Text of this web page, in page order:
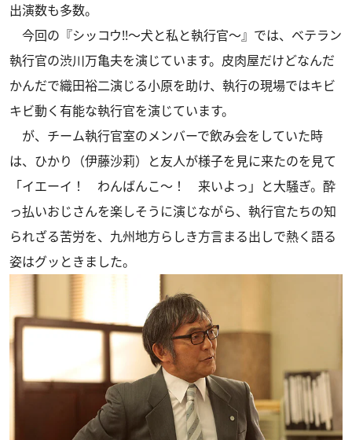
出演数も多数。
今回の『シッコウ!!～犬と私と執行官～』では、ベテラン
執行官の渋川万亀夫を演じています。皮肉屋だけどなんだ
かんだで織田裕二演じる小原を助け、執行の現場ではキビ
キビ動く有能な執行官を演じています。
が、チーム執行官室のメンバーで飲み会をしていた時
は、ひかり（伊藤沙莉）と友人が様子を見に来たのを見て
「イエーイ！ わんばんこ～！ 来いよっ」と大騒ぎ。酔
っ払いおじさんを楽しそうに演じながら、執行官たちの知
られざる苦労を、九州地方らしき方言まる出しで熱く語る
姿はグッときました。